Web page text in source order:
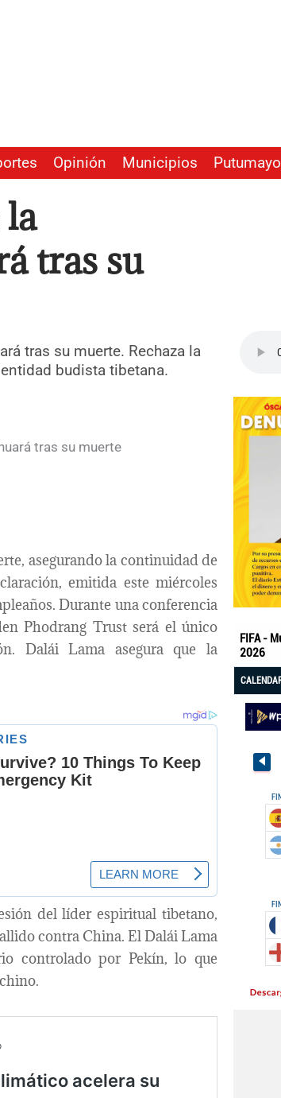
Opinión Municipios Putumayo
tras su
tras su muerte. Rechaza la
budista tibetana.
asegurando la continuidad de
emitida este miércoles
Durante una conferencia
Phodrang Trust será el único
Dalái Lama asegura que la
del líder espiritual tibetano,
contra China. El Dalái Lama
controlado por Pekín, lo que